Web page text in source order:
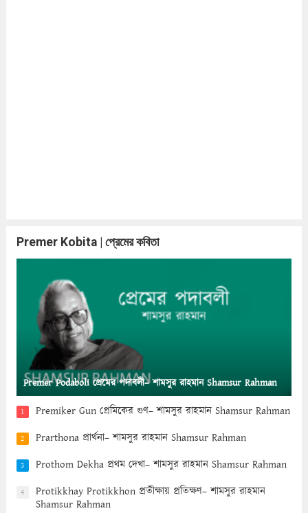
Premer Kobita | প্রেমের কবিতা
Premer Podaboli প্রেমের পদাবলী– শামসুর রাহমান Shamsur Rahman
1 Premiker Gun প্রেমিকের গুণ– শামসুর রাহমান Shamsur Rahman
2 Prarthona প্রার্থনা– শামসুর রাহমান Shamsur Rahman
3 Prothom Dekha প্রথম দেখা– শামসুর রাহমান Shamsur Rahman
4
Protikkhay Protikkhon প্রতীক্ষায় প্রতিক্ষণ– শামসুর রাহমান
Shamsur Rahman